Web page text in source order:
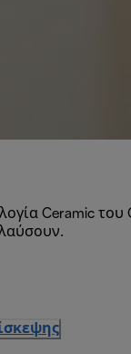
Ceramic